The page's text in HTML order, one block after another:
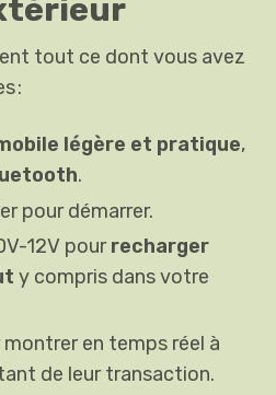
tout ce dont vous avez
:
légère et pratique,
.
pour démarrer.
12V pourrecharger
y compris dans votre
montrer en temps réel à
de leur transaction.